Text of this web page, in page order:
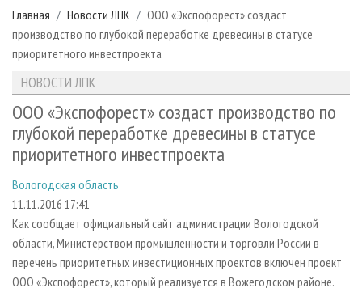
РУБРИКИ ЖУРНАЛА
ЛЕСНОЕ ХОЗЯЙСТВО
ЛЕСОЗАГОТОВКА
ЛЕСОПИЛЕНИЕ
ДЕРЕВООБРАБОТКА
СУШКА ДРЕВЕСИНЫ
ПРОИЗВОДСТВО ДРЕВЕСНЫХ ПЛИТ
ДЕРЕВЯННОЕ ДОМОСТРОЕНИЕ
ПРОИЗВОДСТВО МЕБЕЛИ
БИОЭНЕРГЕТИКА
НОВОСТИ
КАЛЕНДАРЬ СОБЫТИЙ
НОВОСТИ ЛПК
НОВОСТИ ЖУРНАЛА
НОВОСТИ КОМПАНИЙ
ПРОЕКТЫ ЛПИ
АНАЛИТИКА
ПРЕДПРИЯТИЯ ЛПК
ЛЕСНЫЕ РЕГИОНЫ РОССИИ
ПЕРСОНЫ
МОБИЛЬНЫЕ ВЫСТАВКИ
ОФИЦИАЛЬНЫЕ ДЕЛЕГАЦИИ
ПРИОРИТЕТНЫЕ ИНВЕСТПРОЕКТЫ
RUSSIAN FORESTRY REVIEW
АРХИВ
АРХИВ ЖУРНАЛОВ
СТАТЬИ
О ЖУРНАЛЕ
ПОДПИСКА
КОНТАКТЫ
РЕКЛАМОДАТЕЛЯМ
РЕКЛАМА
РЕКЛАМА НА САЙТЕ
Главная Новости ЛПК
ООО «Экспофорест» создаст
производство по глубокой переработке древесины в статусе
приоритетного инвестпроекта
НОВОСТИ ЛПК
ООО «Экспофорест» создаст производство по
глубокой переработке древесины в статусе
приоритетного инвестпроекта
Вологодская область
11.11.2016 17:41
Как сообщает официальный сайт администрации Вологодской
области, Министерством промышленности и торговли России в
перечень приоритетных инвестиционных проектов включен проект
ООО «Экспофорест», который реализуется в Вожегодском районе.